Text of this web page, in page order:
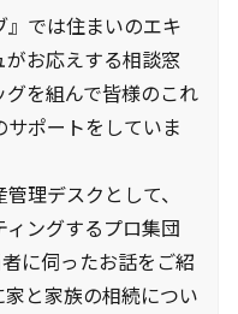
』では住まいのエキ
お応えする相談窓
を組んで皆様のこれ
ポートをしていま
理デスクとして、
ングするプロ集団
に伺ったお話をご紹
と家族の相続につい